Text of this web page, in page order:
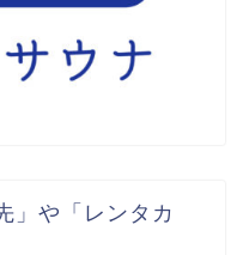
」や「レンタカ